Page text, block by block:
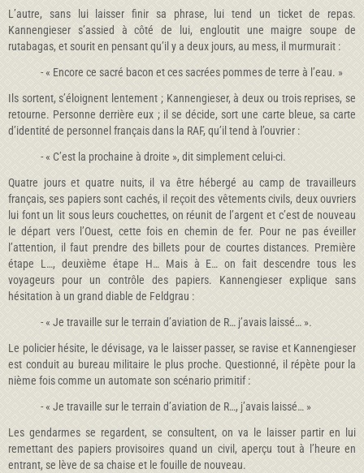
L’autre, sans lui laisser finir sa phrase, lui tend un ticket de repas.
Kannengieser s’assied à côté de lui, engloutit une maigre soupe de
rutabagas, et sourit en pensant qu’il y a deux jours, au mess, il murmurait :
- « Encore ce sacré bacon et ces sacrées pommes de terre à l’eau. »
Ils sortent, s’éloignent lentement ; Kannengieser, à deux ou trois reprises, se
retourne. Personne derrière eux ; il se décide, sort une carte bleue, sa carte
d’identité de personnel français dans la RAF, qu’il tend à l’ouvrier :
- « C’est la prochaine à droite », dit simplement celui-ci.
Quatre jours et quatre nuits, il va être hébergé au camp de travailleurs
français, ses papiers sont cachés, il reçoit des vêtements civils, deux ouvriers
lui font un lit sous leurs couchettes, on réunit de l’argent et c’est de nouveau
le départ vers l’Ouest, cette fois en chemin de fer. Pour ne pas éveiller
l’attention, il faut prendre des billets pour de courtes distances. Première
étape L…, deuxième étape H… Mais à E… on fait descendre tous les
voyageurs pour un contrôle des papiers. Kannengieser explique sans
hésitation à un grand diable de Feldgrau :
- « Je travaille sur le terrain d’aviation de R… j’avais laissé… ».
Le policier hésite, le dévisage, va le laisser passer, se ravise et Kannengieser
est conduit au bureau militaire le plus proche. Questionné, il répète pour la
nième fois comme un automate son scénario primitif :
- « Je travaille sur le terrain d’aviation de R…, j’avais laissé… »
Les gendarmes se regardent, se consultent, on va le laisser partir en lui
remettant des papiers provisoires quand un civil, aperçu tout à l’heure en
entrant, se lève de sa chaise et le fouille de nouveau.